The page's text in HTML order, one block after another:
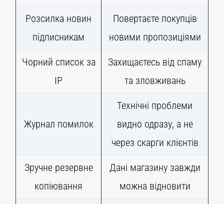
Розсилка новин
підписникам
Повертаєте покупців
новими пропозиціями
Чорний список за
IP
Захищаєтесь від спаму
та зловживань
Журнал помилок
Технічні проблеми
видно одразу, а не
через скарги клієнтів
Зручне резервне
копіювання
Дані магазину завжди
можна відновити